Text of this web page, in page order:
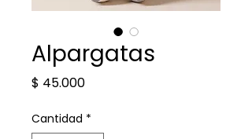
Alpargatas
$ 45.000Precio
Cantidad *